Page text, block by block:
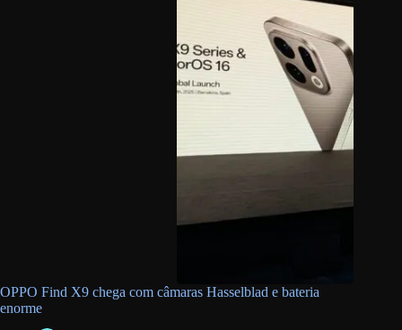
OPPO Find X9 chega com câmaras Hasselblad e bateria
enorme